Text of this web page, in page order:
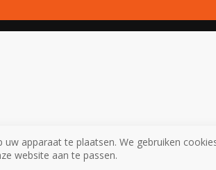
uw apparaat te plaatsen. We gebruiken
website aan te passen.